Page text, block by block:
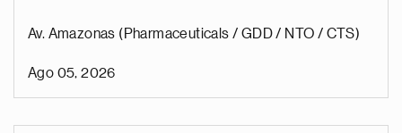
Av. Amazonas (Pharmaceuticals / GDD / NTO / CTS)
Ago 05, 2026